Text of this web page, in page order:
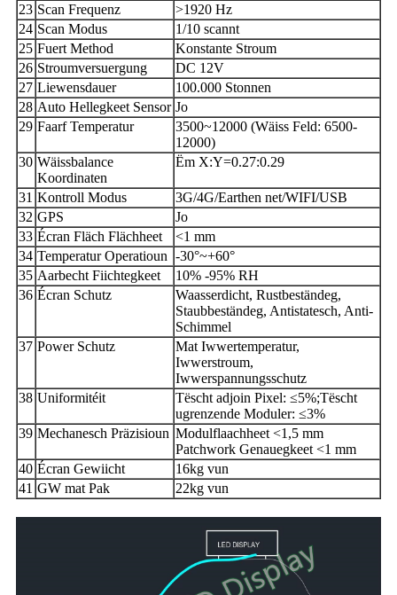
23 Scan Frequenz
>1920 Hz
24 Scan Modus
1/10 scannt
25 Fuert Method
Konstante Stroum
26 Stroumversuergung
DC 12V
27 Liewensdauer
100.000 Stonnen
28 Auto Hellegkeet Sensor Jo
29 Faarf Temperatur
3500~12000 (Wäiss Feld: 6500-
12000)
30 Wäissbalance
Koordinaten
Ëm X:Y=0.27:0.29
31 Kontroll Modus
3G/4G/Earthen net/WIFI/USB
32 GPS
Jo
33 Écran Fläch Flächheet
<1 mm
34 Temperatur Operatioun -30°~+60°
35 Aarbecht Fiichtegkeet
10% -95% RH
36 Écran Schutz
Waasserdicht, Rustbeständeg,
Staubbeständeg, Antistatesch, Anti-
Schimmel
37 Power Schutz
Mat Iwwertemperatur,
Iwwerstroum,
Iwwerspannungsschutz
38 Uniformitéit
Tëscht adjoin Pixel: ≤5%;Tëscht
ugrenzende Moduler: ≤3%
39 Mechanesch Präzisioun Modulflaachheet <1,5 mm
Patchwork Genauegkeet <1 mm
40 Écran Gewiicht
16kg vun
41 GW mat Pak 22kg vun